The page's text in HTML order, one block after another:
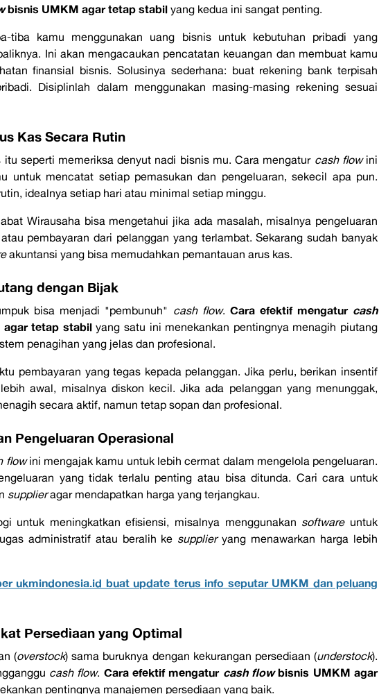
bisnis UMKM agar tetap stabilyang kedua ini sangat penting.
tiba kamu menggunakan uang bisnis untuk kebutuhan pribadi yang
Ini akan mengacaukan pencatatan keuangan dan membuat kamu
finansial bisnis. Solusinya sederhana: buat rekening bank terpisah
Disiplinlah dalam menggunakan masing-masing rekening sesuai
Kas Secara Rutin
itu seperti memeriksa denyut nadi bisnis mu. Cara mengatur cash flow ini
untuk mencatat setiap pemasukan dan pengeluaran, sekecil apa pun.
idealnya setiap hari atau minimal setiap minggu.
Wirausaha bisa mengetahui jika ada masalah, misalnya pengeluaran
pembayaran dari pelanggan yang terlambat. Sekarang sudah banyak
akuntansi yang bisa memudahkan pemantauan arus kas.
dengan Bijak
bisa menjadi "pembunuh" cash flow. Cara efektif mengatur cash
tetap stabilyang satu ini menekankan pentingnya menagih piutang
penagihan yang jelas dan profesional.
pembayaran yang tegas kepada pelanggan. Jika perlu, berikan insentif
awal, misalnya diskon kecil. Jika ada pelanggan yang menunggak,
secara aktif, namun tetap sopan dan profesional.
Pengeluaran Operasional
flowini mengajak kamu untuk lebih cermat dalam mengelola pengeluaran.
yang tidak terlalu penting atau bisa ditunda. Cari cara untuk
supplieragar mendapatkan harga yang terjangkau.
untuk meningkatkan efisiensi, misalnya menggunakan softwareuntuk
administratif atau beralih ke supplieryang menawarkan harga lebih
ukmindonesia.id buat update terus info seputar UMKM dan peluang
Persediaan yang Optimal
(overstock) sama buruknya dengan kekurangan persediaan (understock).
cash flow. Cara efektif mengatur cash flowbisnis UMKM agar
pentingnya manajemen persediaan yang baik.